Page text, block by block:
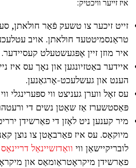
איז זייער וויכטיק:
זייט זיכער צו טשעק פֿאַר חולאתן,
טראַנסמיטטעד חולאתן. אויב
איר מוזן זיין אָפּגעשטעלט קעסיידער.
איידער באַטזיונגען און נאָך עס איז
הענט און געשלעכט-אָרגאַנען.
עס זאָל ווערן געניצט ווי ספּערינגלי
פּאַסטשערז אַז שאַטן נשים די
מיר קענען ניט לאָזן די פאַרשידן
מיוקאַס. עס איז פאַרבאָטן צו נוצן
לובריקיישאַן ווי וואַדזשיינאַל דריינאַס
פאַרשידן מיקראָטראַומאַס און